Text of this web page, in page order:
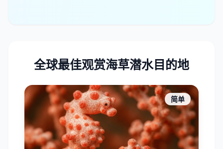
全球最佳观赏海草潜水目的地
简单